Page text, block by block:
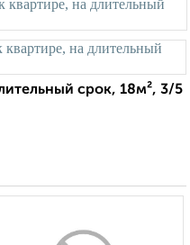
срок, 18м², 3/5